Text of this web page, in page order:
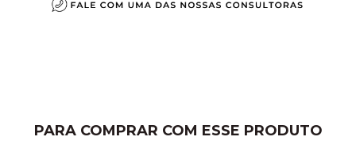
PARA COMPRAR COM ESSE PRODUTO